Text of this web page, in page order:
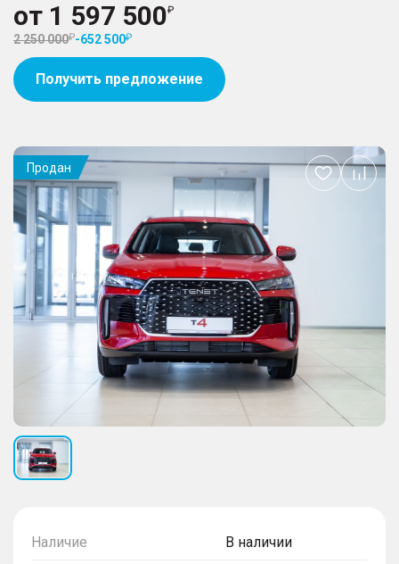
от 1 597 500
2 250 000 -652 500
Получить предложение
Наличие В наличии
Продан
Добавить
в